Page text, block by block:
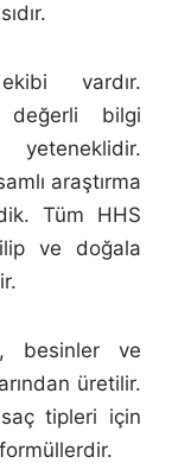
vardır.
değerli bilgi
araştırma
Tüm HHS
ve doğala
besinler ve
üretilir.
tipleri için